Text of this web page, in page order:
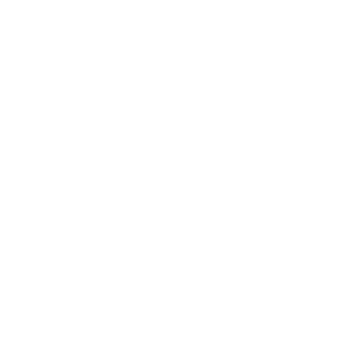
6 Августа 2026 года
3 Сентября 2026
Брахма-мухурта (48